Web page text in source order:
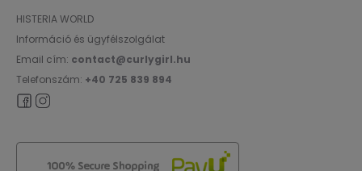
HISTERIA WORLD
Információ és ügyfélszolgálat
Email cím: contact@curlygirl.hu
Telefonszám: +40 725 839 894